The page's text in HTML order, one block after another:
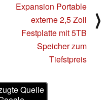
Expansion Portable
externe 2,5 Zoll
Festplatte mit 5TB
Speicher zum
Tiefstpreis
⟩
Quelle